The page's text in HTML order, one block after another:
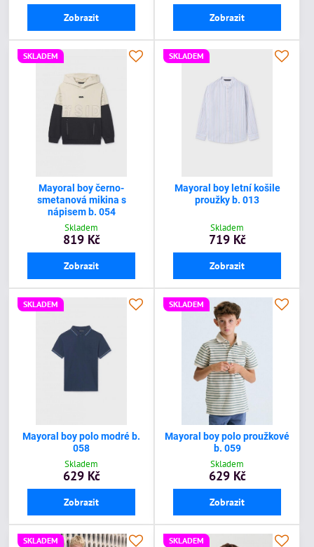
Zobrazit Zobrazit
SKLADEM
Mayoral boy černo-
smetanová mikina s
nápisem b. 054
Skladem
819 Kč
Zobrazit
SKLADEM
Mayoral boy letní košile
proužky b. 013
Skladem
719 Kč
Zobrazit
SKLADEM
Mayoral boy polo modré b.
058
Skladem
629 Kč
Zobrazit
SKLADEM
Mayoral boy polo proužkové
b. 059
Skladem
629 Kč
Zobrazit
SKLADEM SKLADEM